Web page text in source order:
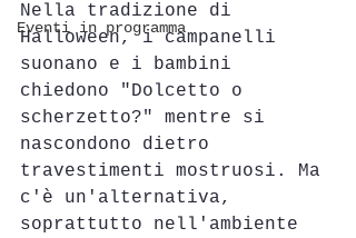
Eventi in programma
Nella tradizione di
Halloween, i campanelli
suonano e i bambini
chiedono "Dolcetto o
scherzetto?" mentre si
nascondono dietro
travestimenti mostruosi. Ma
c'è un'alternativa,
soprattutto nell'ambiente